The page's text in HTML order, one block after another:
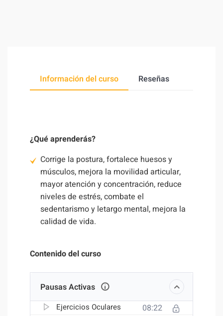
Información del curso Reseñas
¿Qué aprenderás?
Corrige la postura, fortalece huesos y
músculos, mejora la movilidad articular,
mayor atención y concentración, reduce
niveles de estrés, combate el
sedentarismo y letargo mental, mejora la
calidad de vida.
Contenido del curso
Pausas Activas
Ejercicios Oculares 08:22